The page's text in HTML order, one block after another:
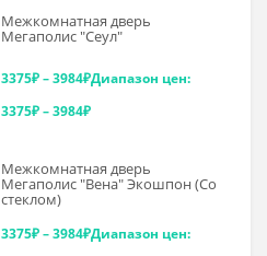
Межкомнатная дверь
Мегаполис "Сеул"
3375₽–3984₽Диапазон цен:
3375₽ – 3984₽
Межкомнатная дверь
Мегаполис "Вена" Экошпон (Со
стеклом)
3375₽–3984₽Диапазон цен: